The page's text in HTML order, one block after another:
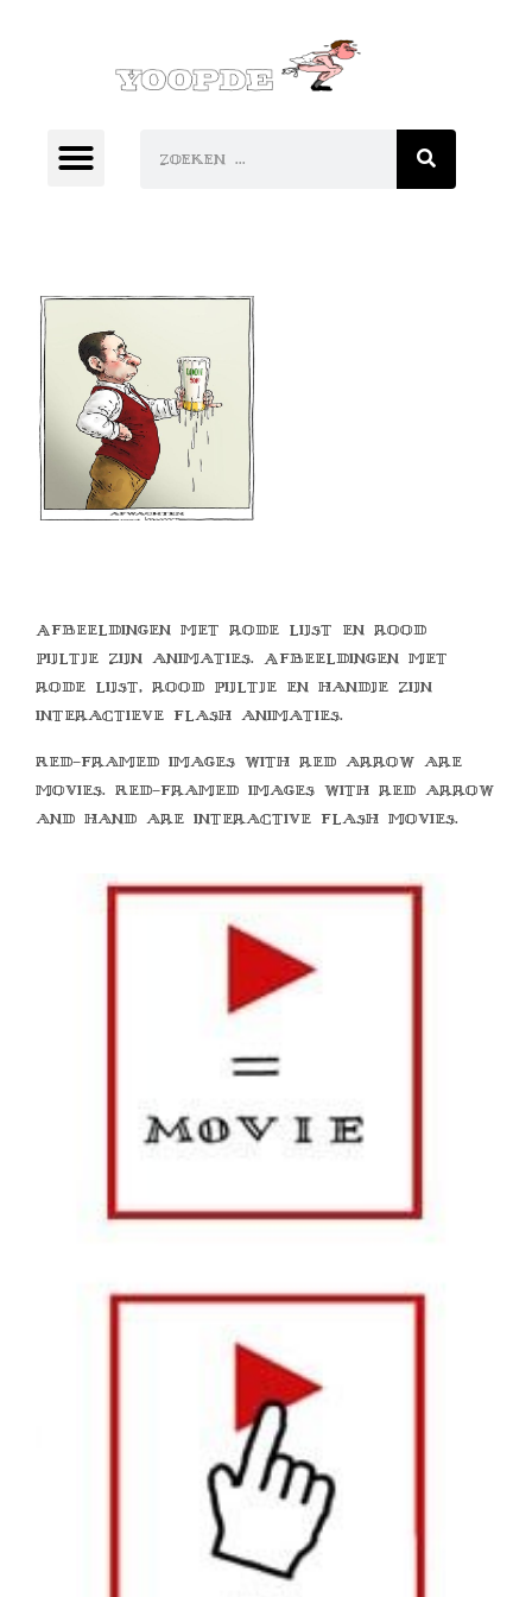
Afbeeldingen met rode lijst en rood
pijltje zijn animaties. Afbeeldingen met
rode lijst, rood pijltje en handje zijn
interactieve flash animaties.
Red-framed images with red arrow are
movies. Red-framed images with red arrow
and hand are interactive flash movies.